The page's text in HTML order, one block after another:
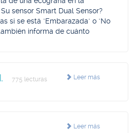
sensor Smart Dual Sensor?
si se está "Embarazada" o "No
informa de cuánto
Leer más
775 lecturas
Leer más